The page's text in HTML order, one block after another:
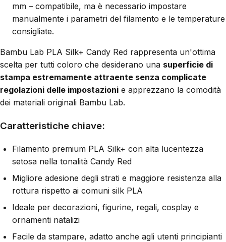
mm – compatibile, ma è necessario impostare
manualmente i parametri del filamento e le temperature
consigliate.
Bambu Lab PLA Silk+ Candy Red rappresenta un'ottima
scelta per tutti coloro che desiderano una superficie di
stampa estremamente attraente senza complicate
regolazioni delle impostazioni e apprezzano la comodità
dei materiali originali Bambu Lab.
Caratteristiche chiave:
Filamento premium PLA Silk+ con alta lucentezza
setosa nella tonalità Candy Red
Migliore adesione degli strati e maggiore resistenza alla
rottura rispetto ai comuni silk PLA
Ideale per decorazioni, figurine, regali, cosplay e
ornamenti natalizi
Facile da stampare, adatto anche agli utenti principianti